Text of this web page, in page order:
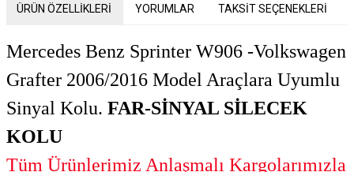
ÜRÜN ÖZELLİKLERİ YORUMLAR TAKSİT SEÇENEKLERİ
Mercedes Benz Sprinter W906 -Volkswagen
Grafter 2006/2016 Model Araçlara Uyumlu
Sinyal Kolu. FAR-SİNYAL SİLECEK
KOLU
Tüm Ürünlerimiz Anlaşmalı Kargolarımızla